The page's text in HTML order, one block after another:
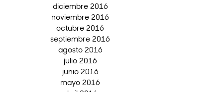
diciembre 2016
noviembre 2016
octubre 2016
septiembre 2016
agosto 2016
julio 2016
junio 2016
mayo 2016